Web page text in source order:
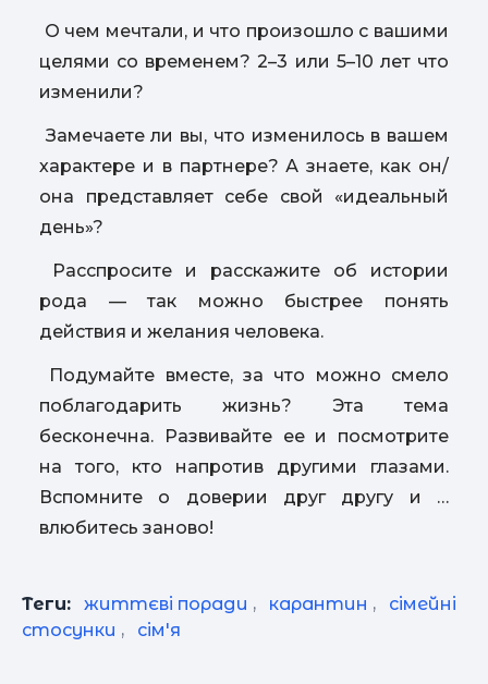
О чем мечтали, и что произошло с вашими
целями со временем? 2–3 или 5–10 лет что
изменили?
Замечаете ли вы, что изменилось в вашем
характере и в партнере? А знаете, как он/
она представляет себе свой «идеальный
день»?
Расспросите и расскажите об истории
рода — так можно быстрее понять
действия и желания человека.
Подумайте вместе, за что можно смело
поблагодарить жизнь? Эта тема
бесконечна. Развивайте ее и посмотрите
на того, кто напротив другими глазами.
Вспомните о доверии друг другу и …
влюбитесь заново!
Теги: життєві поради , карантин ,
сімейні
стосунки , сім'я